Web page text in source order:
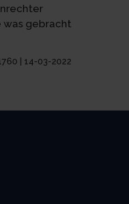
gebracht
| 14-03-2022